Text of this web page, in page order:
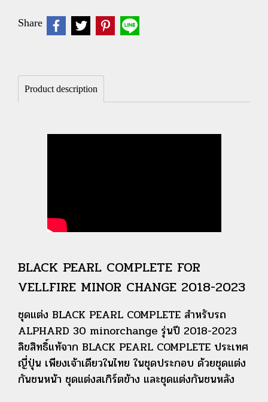
Share
Product description
BLACK PEARL COMPLETE FOR
VELLFIRE MINOR CHANGE 2018-2023
ชุดแต่ง BLACK PEARL COMPLETE สำหรับรถ
ALPHARD 30 minorchange รุ่นปี 2018-2023
ลิขสิทธิ์แท้จาก BLACK PEARL COMPLETE ประเทศ
ญี่ปุ่น เพียงเจ้าเดียวในไทย ในชุดประกอบ ด้วยชุดแต่ง
กันชนหน้า ชุดแต่งสเกิร์ตข้าง และชุดแต่งกันชนหลัง